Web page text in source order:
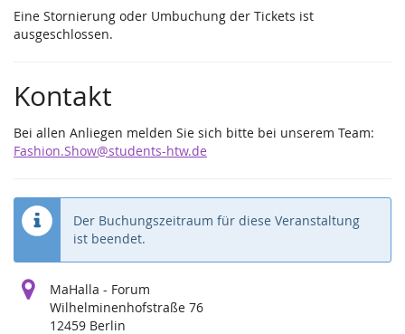
Eine Stornierung oder Umbuchung der Tickets ist
ausgeschlossen.
Kontakt
Bei allen Anliegen melden Sie sich bitte bei unserem Team:
Fashion.Show@students-htw.de
Der Buchungszeitraum für diese Veranstaltung
ist beendet.
MaHalla - Forum
Wilhelminenhofstraße 76
12459 Berlin